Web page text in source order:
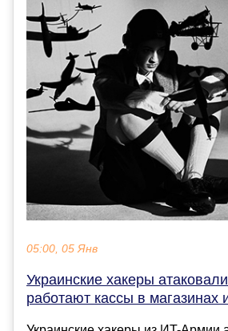
05:00, 05 Янв
Украинские хакеры
работают кассы в магазинах